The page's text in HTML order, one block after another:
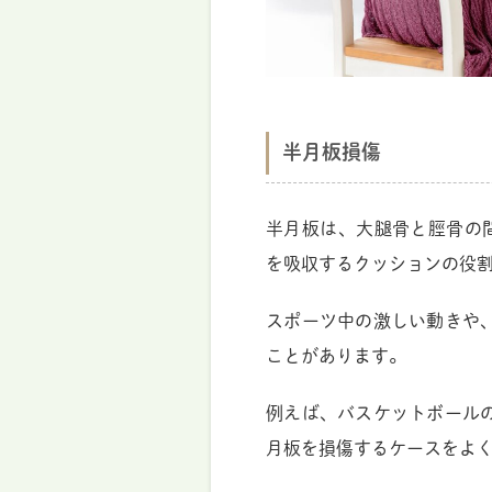
半月板損傷
半月板は、大腿骨と脛骨の
を吸収するクッションの役
スポーツ中の激しい動きや
ことがあります。
例えば、バスケットボール
月板を損傷するケースをよ